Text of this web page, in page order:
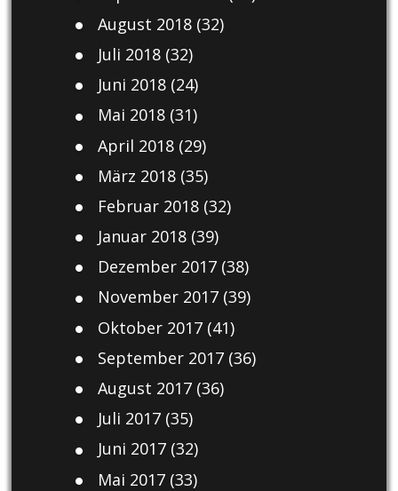
August 2018(32)
Juli 2018(32)
Juni 2018(24)
Mai 2018(31)
April 2018(29)
März 2018(35)
Februar 2018(32)
Januar 2018(39)
Dezember 2017(38)
November 2017(39)
Oktober 2017(41)
September 2017(36)
August 2017(36)
Juli 2017(35)
Juni 2017(32)
Mai 2017(33)